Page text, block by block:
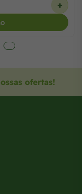
+
ofertas!